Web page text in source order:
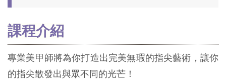
課程介紹
專業美甲師將為你打造出完美無瑕的指尖藝術，讓你
的指尖散發出與眾不同的光芒！